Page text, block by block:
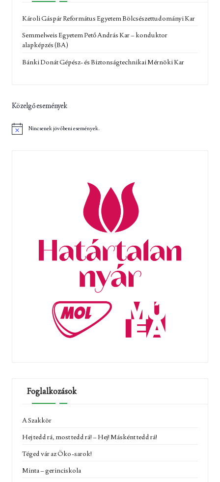
Károli Gáspár Református Egyetem Bölcsészettudományi Kar
Semmelweis Egyetem Pető András Kar – konduktor
alapképzés (BA)
Bánki Donát Gépész- és Biztonságtechnikai Mérnöki Kar
Közelgő események
Nincsenek jövőbeni események.
Foglalkozások
A Szakkör
Hej tedd rá, most tedd rá! – Hej! Másként tedd rá!
Téged vár az Öko-sarok!
Minta – gerinciskola